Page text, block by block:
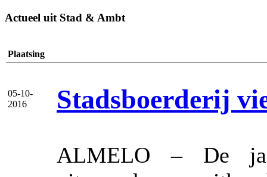
Actueel uit Stad & Ambt
Plaatsing
05-10-
2016
Stadsboerderij
ALMELO – De